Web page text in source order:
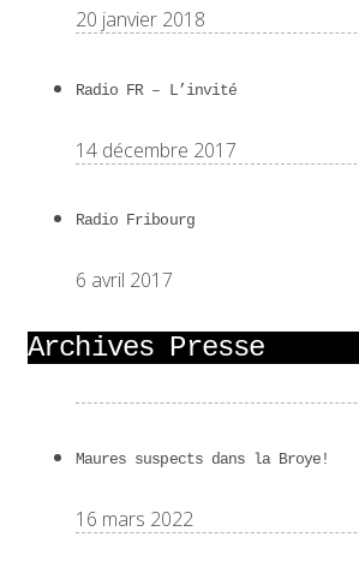
20 janvier 2018
Radio FR – L’invité
14 décembre 2017
Radio Fribourg
6 avril 2017
Archives Presse
Maures suspects dans la Broye!
16 mars 2022